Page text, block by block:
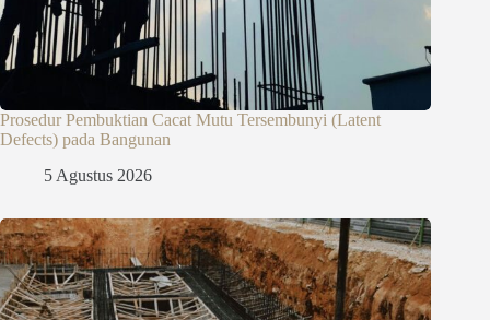
Prosedur Pembuktian Cacat Mutu Tersembunyi (Latent
Defects) pada Bangunan
5 Agustus 2026